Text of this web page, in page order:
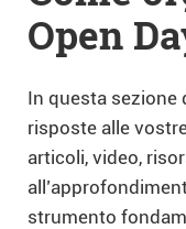
Open
In questa sezione
risposte alle
articoli, video,
strumento